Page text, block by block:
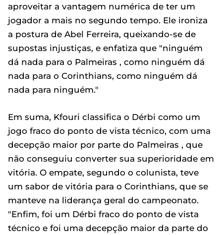
aproveitar a vantagem numérica de ter um
jogador a mais no segundo tempo. Ele ironiza
a postura de Abel Ferreira, queixando-se de
supostas injustiças, e enfatiza que "ninguém
dá nada para o Palmeiras , como ninguém dá
nada para o Corinthians, como ninguém dá
nada para ninguém."
Em suma, Kfouri classifica o Dérbi como um
jogo fraco do ponto de vista técnico, com uma
decepção maior por parte do Palmeiras , que
não conseguiu converter sua superioridade em
vitória. O empate, segundo o colunista, teve
um sabor de vitória para o Corinthians, que se
manteve na liderança geral do campeonato.
"Enfim, foi um Dérbi fraco do ponto de vista
técnico e foi uma decepção maior da parte do